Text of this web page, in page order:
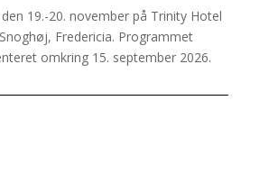
19.-20. november på Trinity Hotel
Fredericia. Programmet
omkring 15. september 2026.